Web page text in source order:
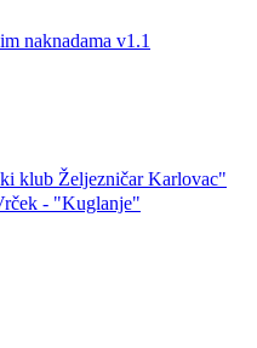
naknadama v1.1
klub Željezničar Karlovac"
- "Kuglanje"